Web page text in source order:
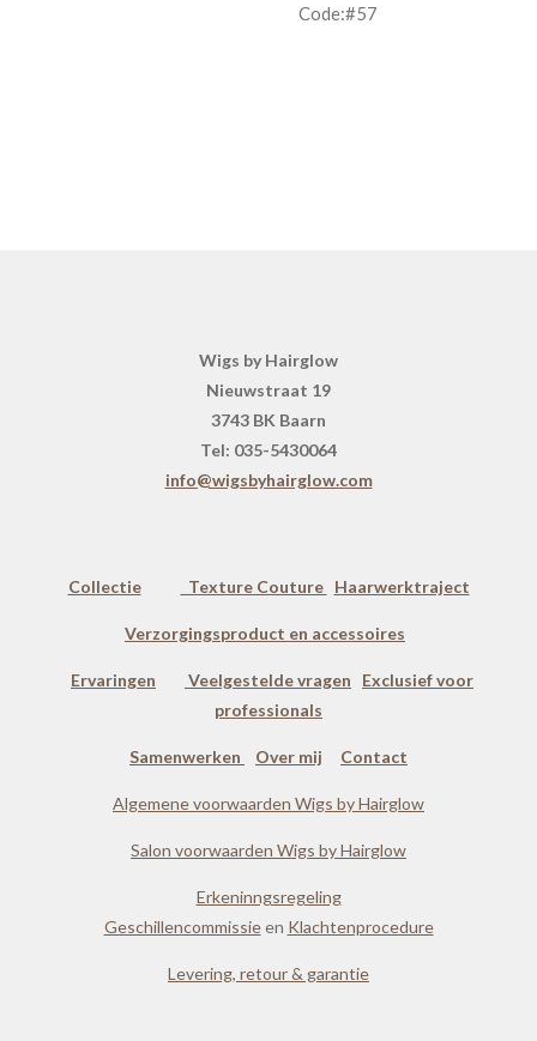
Code:#57
Wigs by Hairglow
Nieuwstraat 19
3743 BK Baarn
Tel: 035-5430064
info@wigsbyhairglow.com
Collectie Texture Couture Haarwerktraject
Verzorgingsproduct en accessoires
Ervaringen Veelgestelde vragen
Exclusief voor
professionals
Samenwerken Over mij Contact
Algemene voorwaarden Wigs by Hairglow
Salon voorwaarden Wigs by Hairglow
Erkeninngsregeling
Geschillencommissieen Klachtenprocedure
Levering, retour & garantie